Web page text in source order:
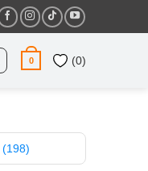
0 (0)
(198)